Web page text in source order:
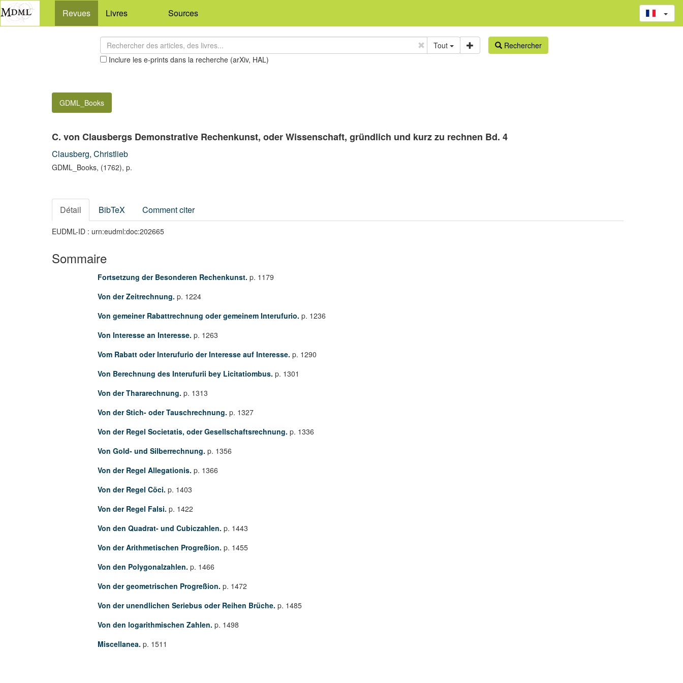
Revues Livres Sources
Tout
Inclure les e-prints dans la recherche (arXiv, HAL)
Rechercher
GDML_Books
C. von Clausbergs Demonstrative Rechenkunst, oder Wissenschaft, gründlich und kurz zu rechnen Bd. 4
Clausberg, Christlieb
GDML_Books, (1762), p.
Détail BibTeX Comment citer
EUDML-ID : urn:eudml:doc:202665
Sommaire
Fortsetzung der Besonderen Rechenkunst. p. 1179
Von der Zeitrechnung. p. 1224
Von gemeiner Rabattrechnung oder gemeinem Interufurio. p. 1236
Von Interesse an Interesse. p. 1263
Vom Rabatt oder Interufurio der Interesse auf Interesse. p. 1290
Von Berechnung des Interufurii bey Licitatiombus. p. 1301
Von der Thararechnung. p. 1313
Von der Stich- oder Tauschrechnung. p. 1327
Von der Regel Societatis, oder Gesellschaftsrechnung. p. 1336
Von Gold- und Silberrechnung. p. 1356
Von der Regel Allegationis. p. 1366
Von der Regel Cöci. p. 1403
Von der Regel Falsi. p. 1422
Von den Quadrat- und Cubiczahlen. p. 1443
Von der Arithmetischen Progreßion. p. 1455
Von den Polygonalzahlen. p. 1466
Von der geometrischen Progreßion. p. 1472
Von der unendlichen Seriebus oder Reihen Brüche. p. 1485
Von den logarithmischen Zahlen. p. 1498
Miscellanea. p. 1511